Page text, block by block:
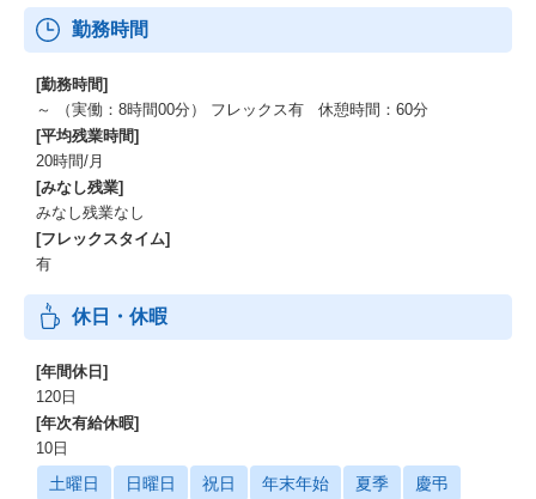
勤務時間
[勤務時間]
～ （実働：8時間00分） フレックス有 休憩時間：60分
[平均残業時間]
20時間/月
[みなし残業]
みなし残業なし
[フレックスタイム]
有
休日・休暇
[年間休日]
120日
[年次有給休暇]
10日
土曜日 日曜日 祝日 年末年始 夏季 慶弔